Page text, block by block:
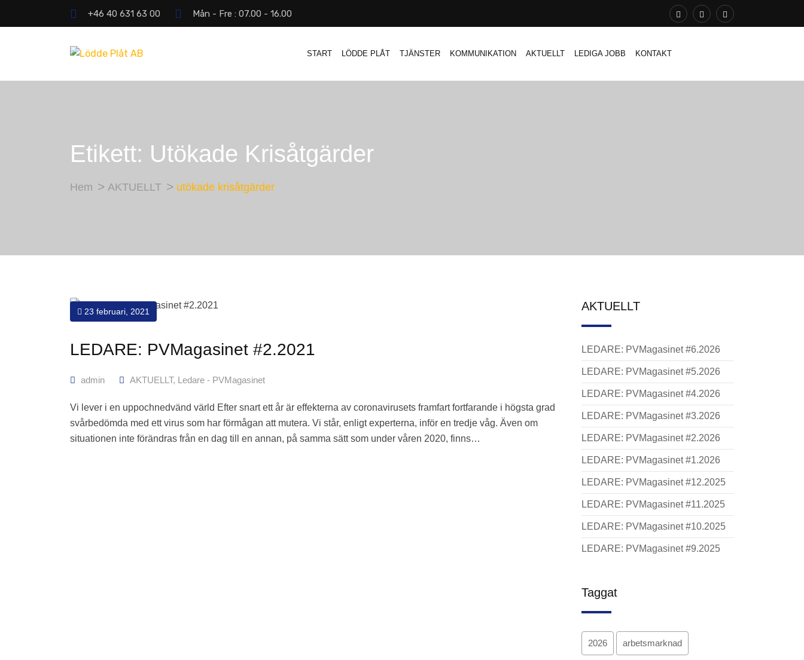
+46 40 631 63 00 Mån - Fre : 07.00 - 16.00
START LÖDDE PLÅT TJÄNSTER KOMMUNIKATION AKTUELLT LEDIGA JOBB KONTAKT
Etikett: Utökade Krisåtgärder
Hem AKTUELLT utökade krisåtgärder
23 februari, 2021
LEDARE: PVMagasinet #2.2021
admin AKTUELLT, Ledare - PVMagasinet
Vi lever i en uppochnedvänd värld Efter snart ett år är effekterna av coronavirusets framfart fortfarande i högsta grad
svårbedömda med ett virus som har förmågan att mutera. Vi står, enligt experterna, inför en tredje våg. Även om
situationen inte förändras från en dag till en annan, på samma sätt som under våren 2020, finns…
AKTUELLT
LEDARE: PVMagasinet #6.2026
LEDARE: PVMagasinet #5.2026
LEDARE: PVMagasinet #4.2026
LEDARE: PVMagasinet #3.2026
LEDARE: PVMagasinet #2.2026
LEDARE: PVMagasinet #1.2026
LEDARE: PVMagasinet #12.2025
LEDARE: PVMagasinet #11.2025
LEDARE: PVMagasinet #10.2025
LEDARE: PVMagasinet #9.2025
Taggat
2026 arbetsmarknad